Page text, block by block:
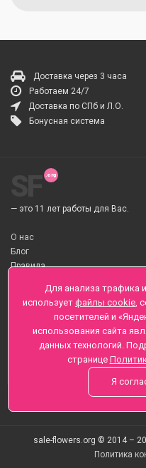
Доставка через 3 часа
Работаем 24/7
Доставка по СПб и Л.О.
Бонусная система
— это 11 лет работы для Вас.
О нас
Блог
Правила
О Доставке цветов
Оплата
Телеграмм
Санкт-Петербург ул. Заозерная
+7 (812) 425-01-16
Вопросы? Звоните
sale-flowers.org © 2014 –
Политика
Для анализа трафика
использует файлы cookie,
посетителей и
использования сайта
данных технологий.
странице
Я